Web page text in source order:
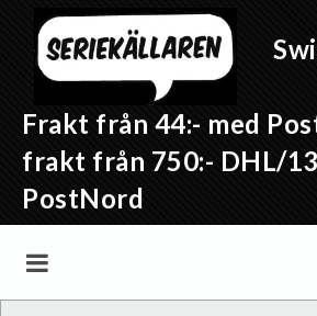
Frakt från 44:- med
frakt från 750:- DHL/
PostNord